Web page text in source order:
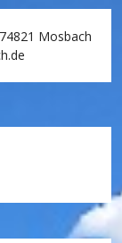
Mosbach